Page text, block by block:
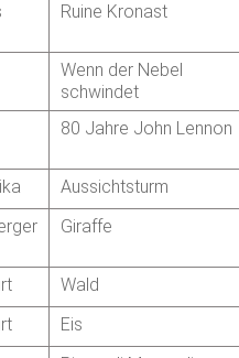
Ruine Kronast
Wenn der Nebel
schwindet
80 Jahre John Lennon
Aussichtsturm
Giraffe
Wald
Eis